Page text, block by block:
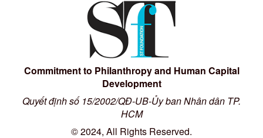
Commitment to Philanthropy and Human Capital
Development
Quyết định số 15/2002/QĐ-UB-Ủy ban Nhân dân TP.
HCM
© 2024, All Rights Reserved.